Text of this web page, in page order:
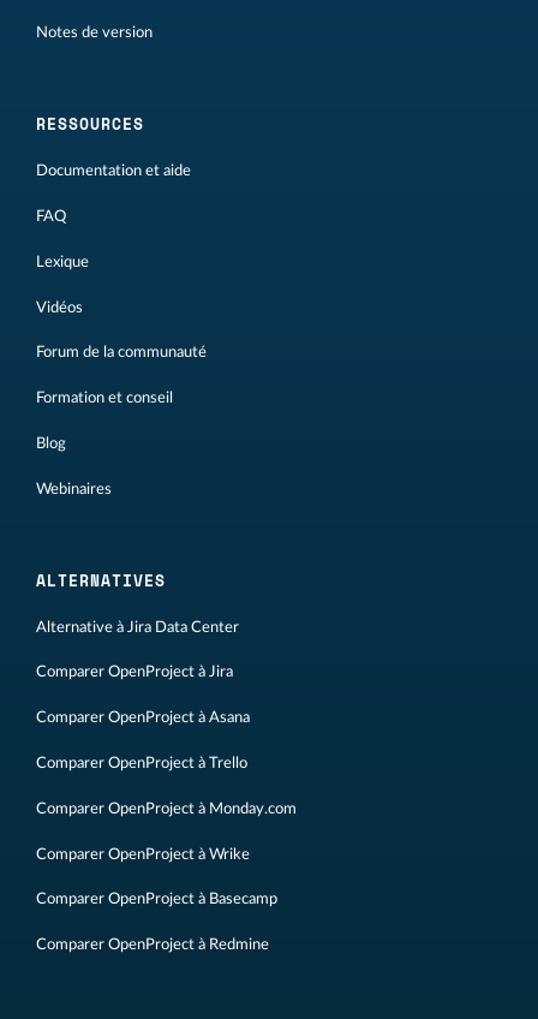
Notes de version
RESSOURCES
Documentation et aide
FAQ
Lexique
Vidéos
Forum de la communauté
Formation et conseil
Blog
Webinaires
ALTERNATIVES
Alternative à Jira Data Center
Comparer OpenProject à Jira
Comparer OpenProject à Asana
Comparer OpenProject à Trello
Comparer OpenProject à Monday.com
Comparer OpenProject à Wrike
Comparer OpenProject à Basecamp
Comparer OpenProject à Redmine